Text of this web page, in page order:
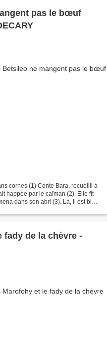
pas le bœuf
cornes (1) Conte Bara, recueilli à
happée par le caïman (2). Elle fit
dans son abri (3). Là, il est bien
fady de la chèvre -